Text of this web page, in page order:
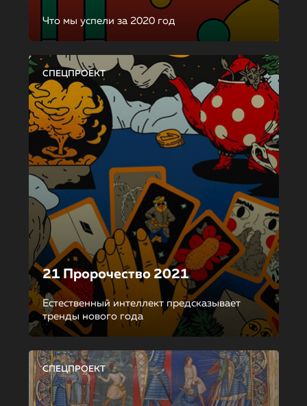
Что мы успели за 2020 год
СПЕЦПРОЕКТ
21 Пророчество 2021
Естественный интеллект предсказывает
тренды нового года
СПЕЦПРОЕКТ